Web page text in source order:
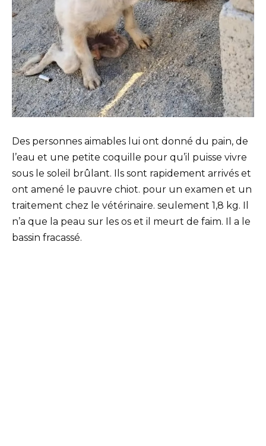
Des personnes aimables lui ont donné du pain, de
l’eau et une petite coquille pour qu’il puisse vivre
sous le soleil brûlant. Ils sont rapidement arrivés et
ont amené le pauvre chiot. pour un examen et un
traitement chez le vétérinaire. seulement 1,8 kg. Il
n’a que la peau sur les os et il meurt de faim. Il a le
bassin fracassé.